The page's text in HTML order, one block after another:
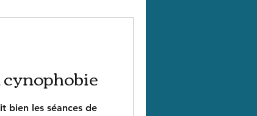
bien les séances de